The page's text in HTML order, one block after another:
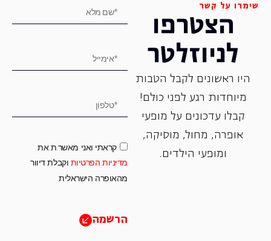
שימרו על קשר
הצטרפו
לניוזלטר
היו ראשונים לקבל הטבות
מיוחדות רגע לפני כולם!
קבלו עדכונים על מופעי
אופרה, ‏מחול, ‏מוסיקה,
ומופעי הילדים.
קראתי ואני מאשר.ת את
מדיניות הפרטיות וקבלת דיוור
מהאופרה הישראלית
הרשמה